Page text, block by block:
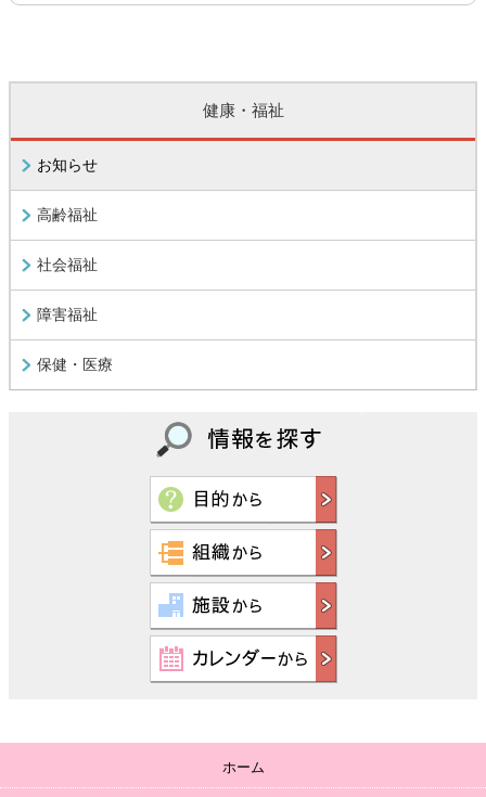
健康・福祉
お知らせ
高齢福祉
社会福祉
障害福祉
保健・医療
ホーム